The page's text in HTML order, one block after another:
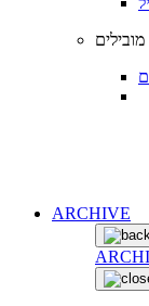
ARCHIVE